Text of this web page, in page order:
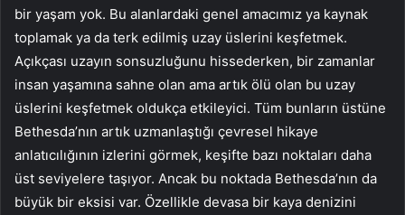
bir yaşam yok. Bu alanlardaki genel amacımız ya kaynak
toplamak ya da terk edilmiş uzay üslerini keşfetmek.
Açıkçası uzayın sonsuzluğunu hissederken, bir zamanlar
insan yaşamına sahne olan ama artık ölü olan bu uzay
üslerini keşfetmek oldukça etkileyici. Tüm bunların üstüne
Bethesda’nın artık uzmanlaştığı çevresel hikaye
anlatıcılığının izlerini görmek, keşifte bazı noktaları daha
üst seviyelere taşıyor. Ancak bu noktada Bethesda’nın da
büyük bir eksisi var. Özellikle devasa bir kaya denizini